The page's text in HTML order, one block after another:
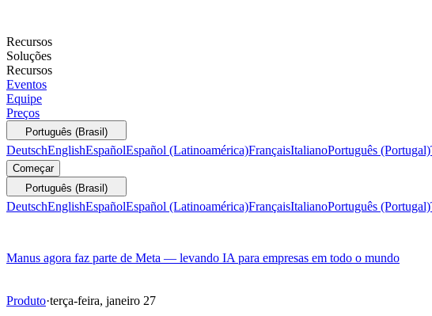
Recursos
Soluções
Recursos
Eventos
Equipe
Preços
Português (Brasil)
DeutschEnglishEspañolEspañol (Latinoamérica)FrançaisItalianoPortuguês (Portugal)
Começar
Português (Brasil)
DeutschEnglishEspañolEspañol (Latinoamérica)FrançaisItalianoPortuguês (Portugal)
Manus agora faz parte de Meta — levando IA para empresas em todo o mundo
Produto·terça-feira, janeiro 27